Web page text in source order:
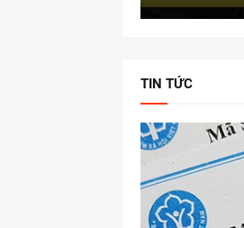
TIN TỨC